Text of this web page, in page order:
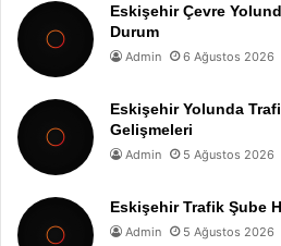
Eskişehir Çevre
Durum
Admin 6 Ağustos 2026
Eskişehir Yolunda
Gelişmeleri
Admin 5 Ağustos 2026
Eskişehir Trafik Şube
Admin 5 Ağustos 2026